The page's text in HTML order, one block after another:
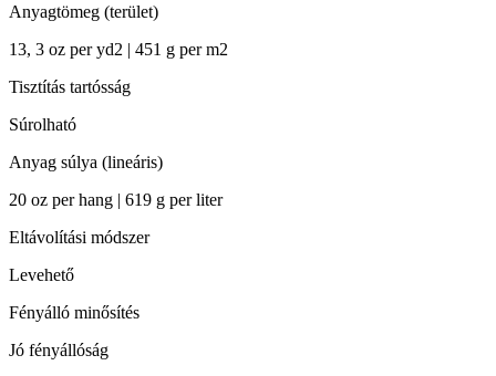
Anyagtömeg (terület)
13, 3 oz per yd2 | 451 g per m2
Tisztítás tartósság
Súrolható
Anyag súlya (lineáris)
20 oz per hang | 619 g per liter
Eltávolítási módszer
Levehető
Fényálló minősítés
Jó fényállóság